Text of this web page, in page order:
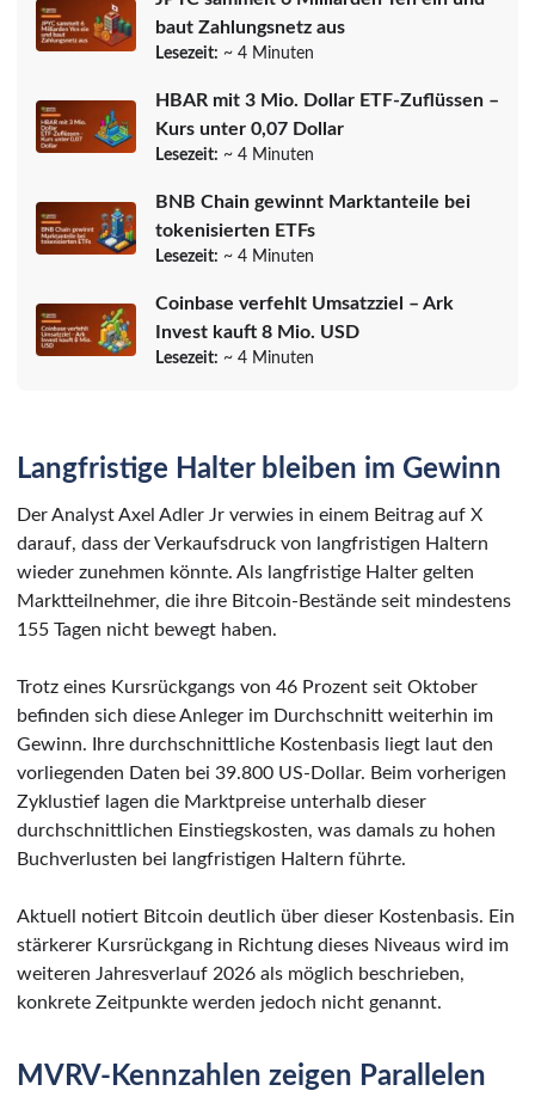
baut Zahlungsnetz aus
Lesezeit: ~ 4 Minuten
HBAR mit 3 Mio. Dollar ETF-Zuflüssen –
Kurs unter 0,07 Dollar
Lesezeit: ~ 4 Minuten
BNB Chain gewinnt Marktanteile bei
tokenisierten ETFs
Lesezeit: ~ 4 Minuten
Coinbase verfehlt Umsatzziel – Ark
Invest kauft 8 Mio. USD
Lesezeit: ~ 4 Minuten
Langfristige Halter bleiben im Gewinn
Der Analyst Axel Adler Jr verwies in einem Beitrag auf X
darauf, dass der Verkaufsdruck von langfristigen Haltern
wieder zunehmen könnte. Als langfristige Halter gelten
Marktteilnehmer, die ihre Bitcoin-Bestände seit mindestens
155 Tagen nicht bewegt haben.
Trotz eines Kursrückgangs von 46 Prozent seit Oktober
befinden sich diese Anleger im Durchschnitt weiterhin im
Gewinn. Ihre durchschnittliche Kostenbasis liegt laut den
vorliegenden Daten bei 39.800 US-Dollar. Beim vorherigen
Zyklustief lagen die Marktpreise unterhalb dieser
durchschnittlichen Einstiegskosten, was damals zu hohen
Buchverlusten bei langfristigen Haltern führte.
Aktuell notiert Bitcoin deutlich über dieser Kostenbasis. Ein
stärkerer Kursrückgang in Richtung dieses Niveaus wird im
weiteren Jahresverlauf 2026 als möglich beschrieben,
konkrete Zeitpunkte werden jedoch nicht genannt.
MVRV-Kennzahlen zeigen Parallelen